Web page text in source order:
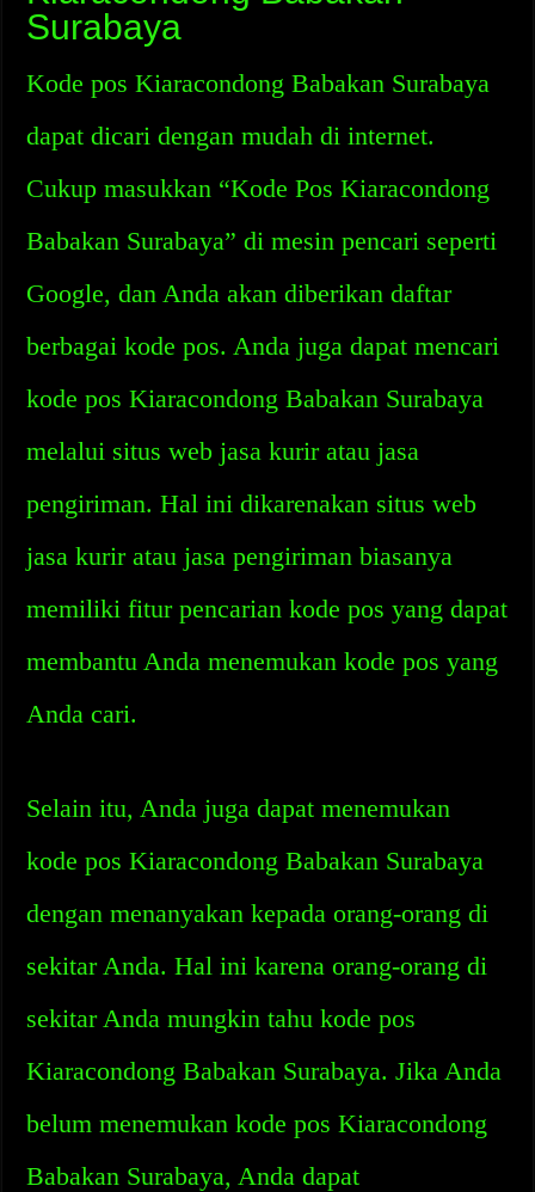
Surabaya
Kode pos Kiaracondong Babakan Surabaya
dapat dicari dengan mudah di internet.
Cukup masukkan “Kode Pos Kiaracondong
Babakan Surabaya” di mesin pencari seperti
Google, dan Anda akan diberikan daftar
berbagai kode pos. Anda juga dapat mencari
kode pos Kiaracondong Babakan Surabaya
melalui situs web jasa kurir atau jasa
pengiriman. Hal ini dikarenakan situs web
jasa kurir atau jasa pengiriman biasanya
memiliki fitur pencarian kode pos yang dapat
membantu Anda menemukan kode pos yang
Anda cari.
Selain itu, Anda juga dapat menemukan
kode pos Kiaracondong Babakan Surabaya
dengan menanyakan kepada orang-orang di
sekitar Anda. Hal ini karena orang-orang di
sekitar Anda mungkin tahu kode pos
Kiaracondong Babakan Surabaya. Jika Anda
belum menemukan kode pos Kiaracondong
Babakan Surabaya, Anda dapat